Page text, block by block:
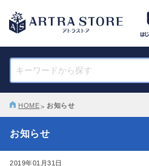
HOME お知らせ
お知らせ
2019年01月31日